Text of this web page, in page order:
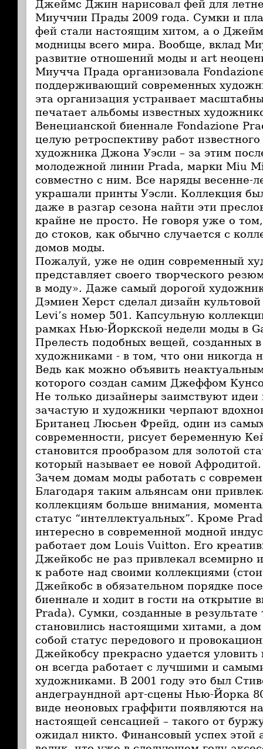
Джеймс Джин нарисовал фей для
Миуччии Прады 2009 года. Сумки и
фей стали настоящим хитом, а о
модницы всего мира. Вообще, вклад
развитие отношений моды и art
Миучча Прада организовала
поддерживающий современных
эта организация устраивает
печатает альбомы известных
Венецианской биеннале Fondazione
целую ретроспективу работ
художника Джона Уэсли – за этим
молодежной линии Prada, марки Miu
совместно с ним. Все наряды весенне-
украшали принты Уэсли. Коллекция
даже в разгар сезона найти эти
крайне не просто. Не говоря уже о
до стоков, как обычно случается с
домов моды.
Пожалуй, уже не один современный
представляет своего творческого
в моду». Даже самый дорогой
Дэмиен Херст сделал дизайн
Levi’s номер 501. Капсульную
рамках Нью-Йоркской недели моды в
Прелесть подобных вещей, созданных
художниками - в том, что они никогда
Ведь как можно объявить
которого создан самим Джеффом
Не только дизайнеры заимствуют идеи
зачастую и художники черпают
Британец Люсьен Фрейд, один из
современности, рисует беременную
становится прообразом для золотой
который называет ее новой
Зачем домам моды работать с
Благодаря таким альянсам они
коллекциям больше внимания,
статус “интеллектуальных”. Кроме
интересно в современной модной
работает дом Louis Vuitton. Его
Джейкобс не раз привлекал всемирно
к работе над своими коллекциями
Джейкобс в обязательном порядке
биеннале и ходит в гости на открытие
Prada). Сумки, созданные в результате
становились настоящими хитами, а
собой статус передового и
Джейкобсу прекрасно удается уловить
он всегда работает с лучшими и
художниками. В 2001 году это был
андеграундной арт-сцены Нью-Йорка
виде неоновых граффити появляются
настоящей сенсацией – такого от
ожидал никто. Финансовый успех этой